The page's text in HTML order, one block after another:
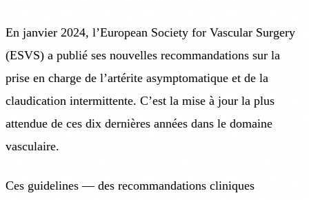
En janvier 2024, l’European Society for Vascular Surgery
(ESVS) a publié ses nouvelles recommandations sur la
prise en charge de l’artérite asymptomatique et de la
claudication intermittente. C’est la mise à jour la plus
attendue de ces dix dernières années dans le domaine
vasculaire.
Ces guidelines — des recommandations cliniques